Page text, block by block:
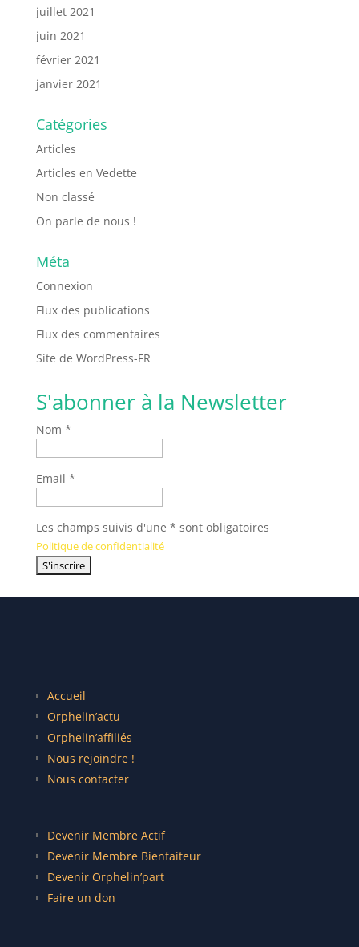
juillet 2021
juin 2021
février 2021
janvier 2021
Catégories
Articles
Articles en Vedette
Non classé
On parle de nous !
Méta
Connexion
Flux des publications
Flux des commentaires
Site de WordPress-FR
S'abonner à la Newsletter
Nom *
Email *
Les champs suivis d'une * sont obligatoires
Politique de confidentialité
Accueil
Orphelin’actu
Orphelin’affiliés
Nous rejoindre !
Nous contacter
Devenir Membre Actif
Devenir Membre Bienfaiteur
Devenir Orphelin’part
Faire un don